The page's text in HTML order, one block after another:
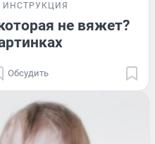
ИНСТРУКЦИЯ
не вяжет?
Обсудить